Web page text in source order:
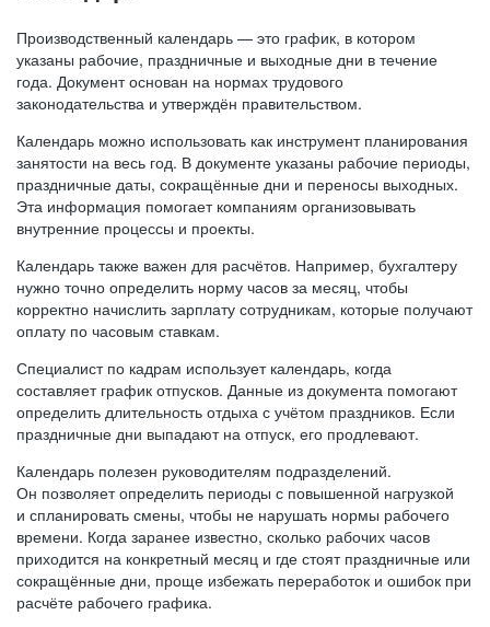
Производственный календарь — это график, в котором
указаны рабочие, праздничные и выходные дни в течение
года. Документ основан на нормах трудового
законодательства и утверждён правительством.
Календарь можно использовать как инструмент планирования
занятости на весь год. В документе указаны рабочие периоды,
праздничные даты, сокращённые дни и переносы выходных.
Эта информация помогает компаниям организовывать
внутренние процессы и проекты.
Календарь также важен для расчётов. Например, бухгалтеру
нужно точно определить норму часов за месяц, чтобы
корректно начислить зарплату сотрудникам, которые получают
оплату по часовым ставкам.
Специалист по кадрам использует календарь, когда
составляет график отпусков. Данные из документа помогают
определить длительность отдыха с учётом праздников. Если
праздничные дни выпадают на отпуск, его продлевают.
Календарь полезен руководителям подразделений.
Он позволяет определить периоды с повышенной нагрузкой
и спланировать смены, чтобы не нарушать нормы рабочего
времени. Когда заранее известно, сколько рабочих часов
приходится на конкретный месяц и где стоят праздничные или
сокращённые дни, проще избежать переработок и ошибок при
расчёте рабочего графика.